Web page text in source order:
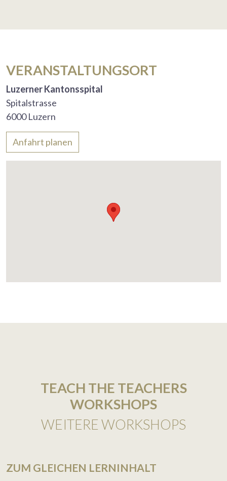
VERANSTALTUNGSORT
Luzerner Kantonsspital
Spitalstrasse
6000 Luzern
Anfahrt planen
TEACH THE TEACHERS
WORKSHOPS
WEITERE WORKSHOPS
ZUM GLEICHEN LERNINHALT